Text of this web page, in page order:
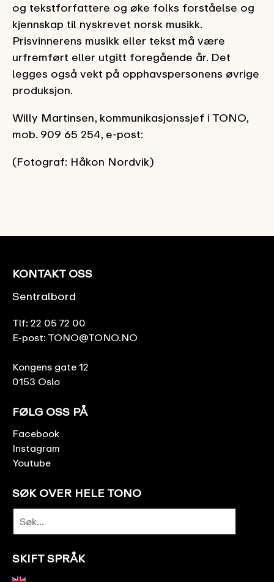
og tekstforfattere og øke folks forståelse og
kjennskap til nyskrevet norsk musikk.
Prisvinnerens musikk eller tekst må være
urfremført eller utgitt foregående år. Det
legges også vekt på opphavspersonens øvrige
produksjon.
Willy Martinsen, kommunikasjonssjef i TONO,
mob. 909 65 254, e-post:
(Fotograf: Håkon Nordvik)
KONTAKT OSS
Sentralbord
Tlf: 22 05 72 00
E-post: TONO@TONO.NO
Kongens gate 12
0153 Oslo
FØLG OSS PÅ
Facebook
Instagram
Youtube
SØK OVER HELE TONO
SKIFT SPRÅK